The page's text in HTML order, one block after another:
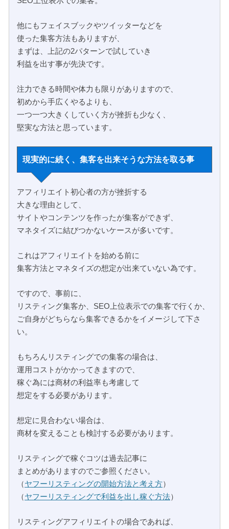
他にもフェイスブックやツイッターなどを
使った集客方法もありますが、
まずは、上記の2パターンで試していき
利益を出す事が先決です。
注力できる時間や体力も限りがありますので、
初めから手広くやるよりも、
一つ一つ大きくしていく方が挫折も少なく、
堅実な方法と思っています。
現実的に続く、集客を出来そうな方法を取る事
アフィリエイト初心者の方が挫折する
大きな理由として、
サイトやコンテンツを作ったが集客ができず、
マネタイズに結びつかないケースが多いです。
これはアフィリエイトを始める前に
集客方法とマネタイズの想定が出来ていない為です。
ですので、事前に、
リスティング集客か、SEO上位表示での集客で行くか、
ご自身がどちらなら集客できるかをイメージして下さ
い。
もちろんリスティングでの集客の場合は、
運用コストがかかってきますので、
稼ぐ為には商材の利益率も考慮して
想定をする必要があります。
想定に見合わない場合は、
商材を変えることも検討する必要があります。
リスティングで稼ぐコツは過去記事に
まとめがありますのでご参照ください。
（ヤフーリスティングの開始方法と考え方）
（ヤフーリスティングで利益を出し稼ぐ方法）
リスティングアフィリエイトの場合であれば、